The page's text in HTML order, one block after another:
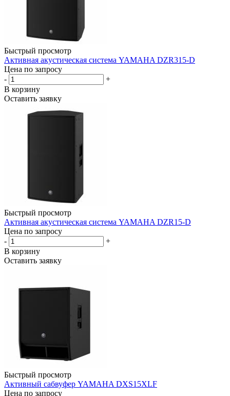
Быстрый просмотр
Активная акустическая система YAMAHA DZR315-D
Цена по запросу
-
+
В корзину
Оставить заявку
Быстрый просмотр
Активная акустическая система YAMAHA DZR15-D
Цена по запросу
-
+
В корзину
Оставить заявку
Быстрый просмотр
Активный сабвуфер YAMAHA DXS15XLF
Цена по запросу